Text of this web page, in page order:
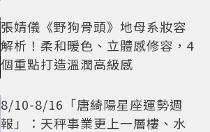
張婧儀《野狗骨頭》地母系妝容
解析！柔和暖色、立體感修容，4
個重點打造溫潤高級感
8/10-8/16「唐綺陽星座運勢週
報」：天秤事業更上一層樓、水